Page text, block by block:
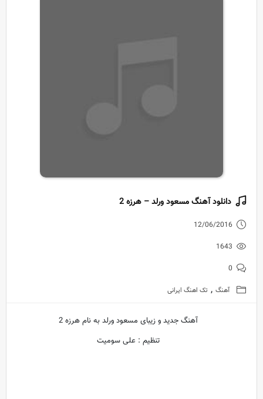
دانلود آهنگ مسعود ورلد – هرزه 2
12/06/2016
1643
0
آهنگ , تک اهنگ ایرانی
آهنگ جدید و زیبای مسعود ورلد به نام هرزه 2
تنظیم : علی سومیت